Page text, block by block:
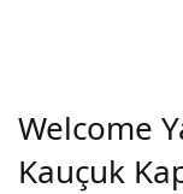
Welcome
Kauçuk